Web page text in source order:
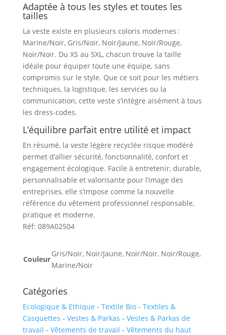
Adaptée à tous les styles et toutes les
tailles
La veste existe en plusieurs coloris modernes :
Marine/Noir, Gris/Noir, Noir/Jaune, Noir/Rouge,
Noir/Noir. Du XS au 5XL, chacun trouve la taille
idéale pour équiper toute une équipe, sans
compromis sur le style. Que ce soit pour les métiers
techniques, la logistique, les services ou la
communication, cette veste s’intègre aisément à tous
les dress-codes.
L’équilibre parfait entre utilité et impact
En résumé, la veste légère recyclée risque modéré
permet d’allier sécurité, fonctionnalité, confort et
engagement écologique. Facile à entretenir, durable,
personnalisable et valorisante pour l’image des
entreprises, elle s’impose comme la nouvelle
référence du vêtement professionnel responsable,
pratique et moderne.
Réf: 089A02504
Couleur
Gris/Noir, Noir/Jaune, Noir/Noir, Noir/Rouge,
Marine/Noir
Catégories
Ecologique & Ethique - Textile Bio- Textiles &
Casquettes - Vestes & Parkas - Vestes & Parkas de
travail - Vêtements de travail - Vêtements du haut